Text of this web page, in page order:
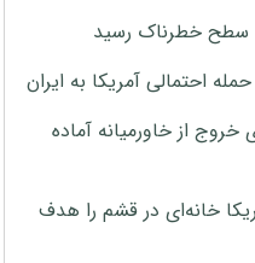
سطح خطرناک رسید
احتمالی آمریکا به ایران
از خاورمیانه آماده
۲۰۰۰ پوندی آمریکا خانه‌ای در قشم را هدف